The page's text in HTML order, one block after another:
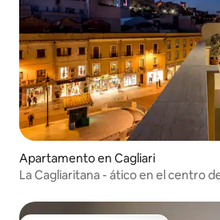
Apartamento en Cagliari
La Cagliaritana - ático en el centro